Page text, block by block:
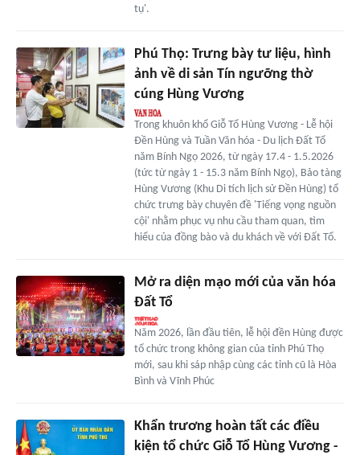
tụ'.
Phú Thọ: Trưng bày tư liệu, hình
ảnh về di sản Tín ngưỡng thờ
cúng Hùng Vương
Trong khuôn khổ Giỗ Tổ Hùng Vương - Lễ hội
Đền Hùng và Tuần Văn hóa - Du lịch Đất Tổ
năm Bính Ngọ 2026, từ ngày 17.4 - 1.5.2026
(tức từ ngày 1 - 15.3 năm Bính Ngọ), Bảo tàng
Hùng Vương (Khu Di tích lịch sử Đền Hùng) tổ
chức trưng bày chuyên đề 'Tiếng vọng nguồn
cội' nhằm phục vụ nhu cầu tham quan, tìm
hiểu của đồng bào và du khách về với Đất Tổ.
Mở ra diện mạo mới của văn hóa
Đất Tổ
Năm 2026, lần đầu tiên, lễ hội đền Hùng được
tổ chức trong không gian của tỉnh Phú Thọ
mới, sau khi sáp nhập cùng các tỉnh cũ là Hòa
Bình và Vĩnh Phúc
Khẩn trương hoàn tất các điều
kiện tổ chức Giỗ Tổ Hùng Vương -